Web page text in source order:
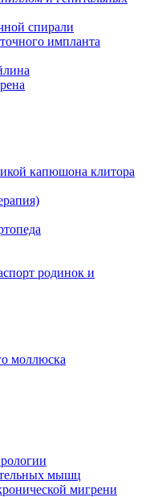
спирали
импланта
капюшона клитора
родинок и
моллюска
мышц
мигрени